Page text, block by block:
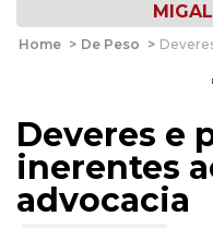
Home > De Peso >
Deveres e
inerentes
advocacia